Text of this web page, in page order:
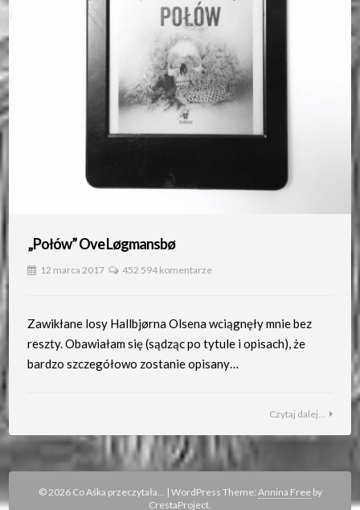
„Połów” Ove Løgmansbø
12 marca 2017 452 594 komentarze
Zawikłane losy Hallbjørna Olsena wciągnęły mnie bez
reszty. Obawiałam się (sądząc po tytule i opisach), że
bardzo szczegółowo zostanie opisany…
Czytaj dalej...
© 2026 Co Aśka przeczytała... | WordPress Theme: Annina Freeby
CrestaProject.